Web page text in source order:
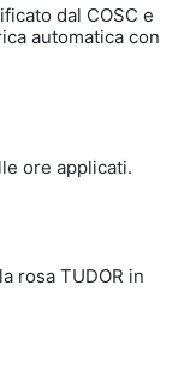
dal COSC e
automatica con
ore applicati.
rosa TUDOR in